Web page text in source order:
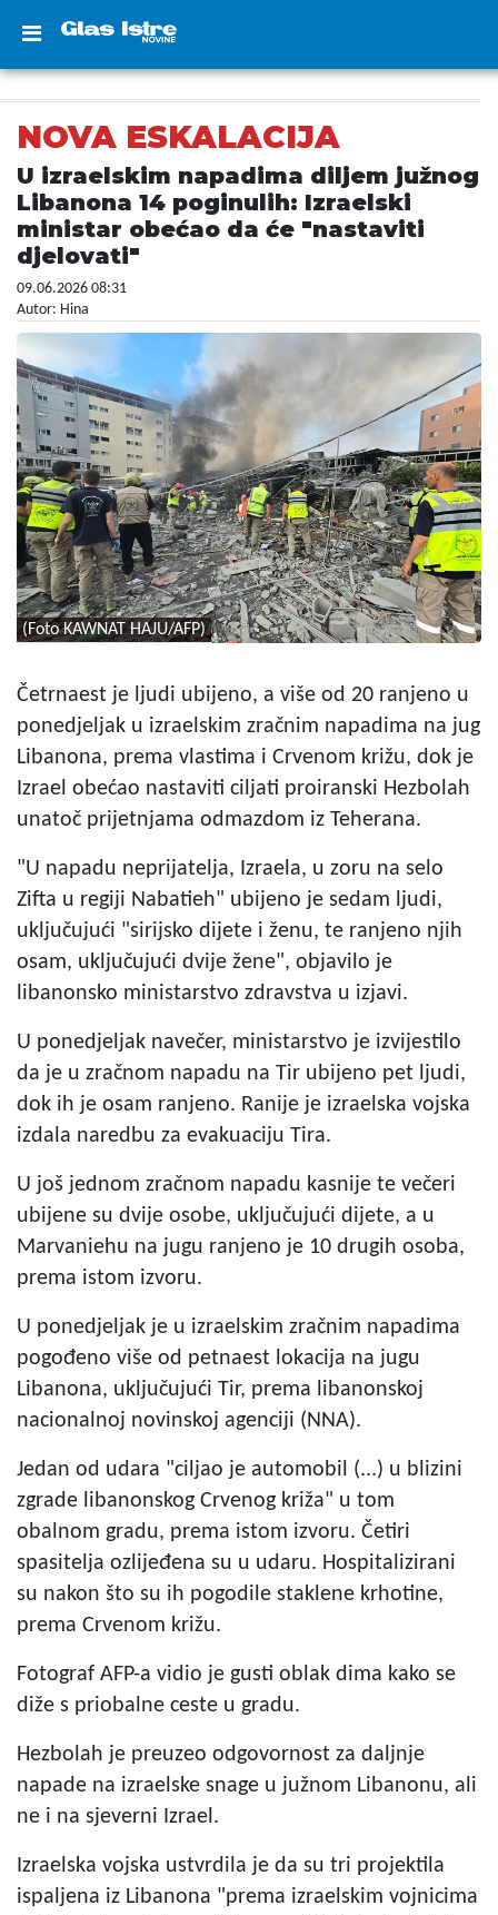
NOVA ESKALACIJA
U izraelskim napadima diljem južnog
Libanona 14 poginulih: Izraelski
ministar obećao da će "nastaviti
djelovati"
09.06.2026 08:31
Autor: Hina
(Foto KAWNAT HAJU/AFP)
Četrnaest je ljudi ubijeno, a više od 20 ranjeno u
ponedjeljak u izraelskim zračnim napadima na jug
Libanona, prema vlastima i Crvenom križu, dok je
Izrael obećao nastaviti ciljati proiranski Hezbolah
unatoč prijetnjama odmazdom iz Teherana.
"U napadu neprijatelja, Izraela, u zoru na selo
Zifta u regiji Nabatieh" ubijeno je sedam ljudi,
uključujući "sirijsko dijete i ženu, te ranjeno njih
osam, uključujući dvije žene", objavilo je
libanonsko ministarstvo zdravstva u izjavi.
U ponedjeljak navečer, ministarstvo je izvijestilo
da je u zračnom napadu na Tir ubijeno pet ljudi,
dok ih je osam ranjeno. Ranije je izraelska vojska
izdala naredbu za evakuaciju Tira.
U još jednom zračnom napadu kasnije te večeri
ubijene su dvije osobe, uključujući dijete, a u
Marvaniehu na jugu ranjeno je 10 drugih osoba,
prema istom izvoru.
U ponedjeljak je u izraelskim zračnim napadima
pogođeno više od petnaest lokacija na jugu
Libanona, uključujući Tir, prema libanonskoj
nacionalnoj novinskoj agenciji (NNA).
Jedan od udara "ciljao je automobil (...) u blizini
zgrade libanonskog Crvenog križa" u tom
obalnom gradu, prema istom izvoru. Četiri
spasitelja ozlijeđena su u udaru. Hospitalizirani
su nakon što su ih pogodile staklene krhotine,
prema Crvenom križu.
Fotograf AFP-a vidio je gusti oblak dima kako se
diže s priobalne ceste u gradu.
Hezbolah je preuzeo odgovornost za daljnje
napade na izraelske snage u južnom Libanonu, ali
ne i na sjeverni Izrael.
Izraelska vojska ustvrdila je da su tri projektila
ispaljena iz Libanona "prema izraelskim vojnicima